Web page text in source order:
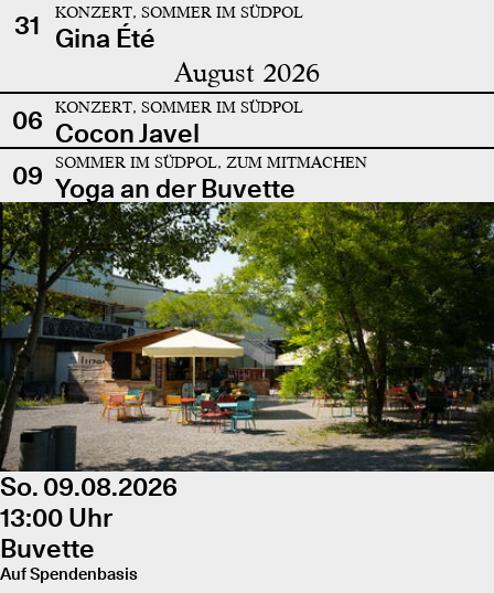
31
KONZERT, SOMMER IM SÜDPOL
Gina Été
August 2026
06 KONZERT, SOMMER IM SÜDPOL
Cocon Javel
09
SOMMER IM SÜDPOL, ZUM MITMACHEN
Yoga an der Buvette
So. 09.08.2026
13:00 Uhr
Buvette
Auf Spendenbasis